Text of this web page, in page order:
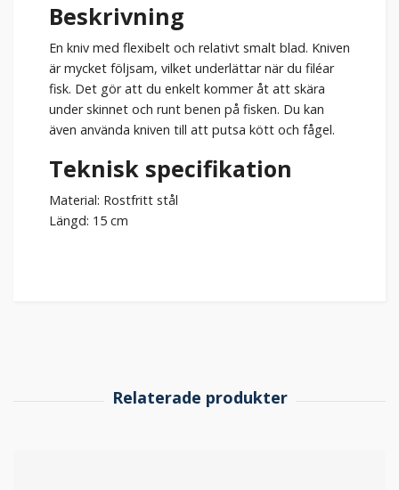
Beskrivning
En kniv med flexibelt och relativt smalt blad. Kniven
är mycket följsam, vilket underlättar när du filéar
fisk. Det gör att du enkelt kommer åt att skära
under skinnet och runt benen på fisken. Du kan
även använda kniven till att putsa kött och fågel.
Teknisk specifikation
Material: Rostfritt stål
Längd: 15 cm